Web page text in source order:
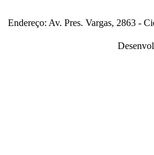
Endereço: Av. Pres. Vargas, 2863 -